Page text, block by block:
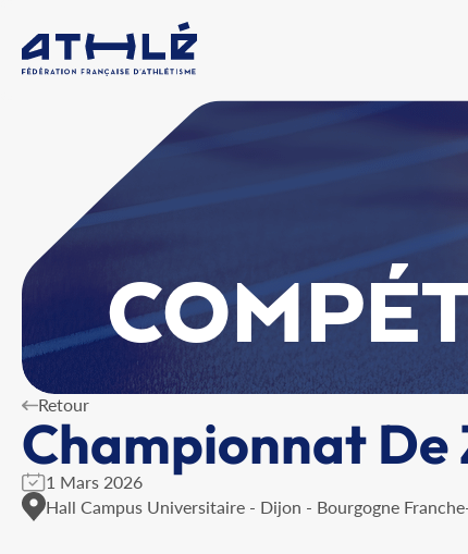
Retour
Championnat De
1 Mars 2026
Hall Campus Universitaire - Dijon - Bourgogne